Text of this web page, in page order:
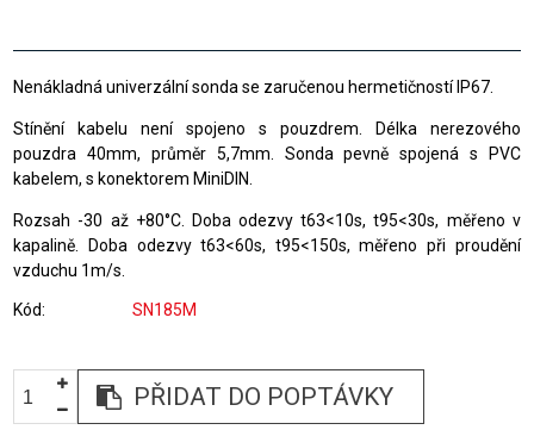
Nenákladná univerzální sonda se zaručenou hermetičností IP67.
Stínění kabelu není spojeno s pouzdrem. Délka nerezového
pouzdra 40mm, průměr 5,7mm. Sonda pevně spojená s PVC
kabelem, s konektorem MiniDIN.
Rozsah -30 až +80°C. Doba odezvy t63<10s, t95<30s, měřeno v
kapalině. Doba odezvy t63<60s, t95<150s, měřeno při proudění
vzduchu 1m/s.
Kód SN185M
PŘIDAT DO POPTÁVKY